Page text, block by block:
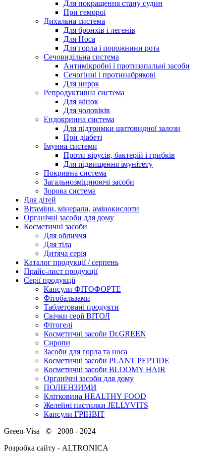
Для покращення стану судин
При геморої
Дихальна система
Для бронхів і легенів
Для Носа
Для горла і порожнини рота
Сечовидільна система
Антимікробні і протизапальні засоби
Сечогінні і протинабрякові
Для нирок
Репродуктивна система
Для жінок
Для чоловіків
Ендокринна система
Для підтримки щитовидної залози
При діабеті
Імунна системи
Проти вірусів, бактерій і грибків
Для підвищення імунітету
Покривна система
Загальнозміцнюючі засоби
Зорова система
Для дітей
Вітаміни, мінерали, амінокислоти
Органічні засоби для дому
Косметичні засоби
Для обличчя
Для тіла
Дитяча серія
Каталог продукції / серпень
Прайс-лист продукції
Серії продукції
Капсули ФІТОФОРТЕ
Фітобальзами
Таблетовані продукти
Свічки серії ВІТОЛ
Фітогелі
Косметичні засоби Dr.GREEN
Сиропи
Засоби для горла та носа
Косметичні засоби PLANT PEPTIDE
Косметичні засоби BLOOMY HAIR
Органічні засоби для дому
ПОЛІЕНЗИМИ
Клітковина HEALTHY FOOD
Желейні пастилки JELLYVITS
Капсули ГРІНВІТ
Green-Visa © 2008 - 2024
Розробка сайту - ALTRONICA